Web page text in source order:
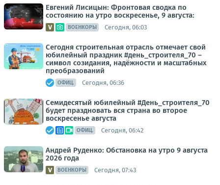
Евгений Лисицын: Фронтовая сводка по
состоянию на утро воскресенье, 9 августа:
ВОЕНКОРЫ Сегодня, 06:03
Сегодня строительная отрасль отмечает свой
юбилейный праздник #день_строителя_70 –
символ созидания, надёжности и масштабных
преобразований
ОФИЦ. Сегодня, 06:36
Семидесятый юбилейный #День_строителя_70
будет праздновать вся страна во второе
воскресенье августа
ОФИЦ. Сегодня, 06:42
Андрей Руденко: Обстановка на утро 9 августа
2026 года
ВОЕНКОРЫ Сегодня, 07:43